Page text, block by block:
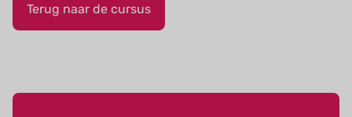
Terug naar de cursus